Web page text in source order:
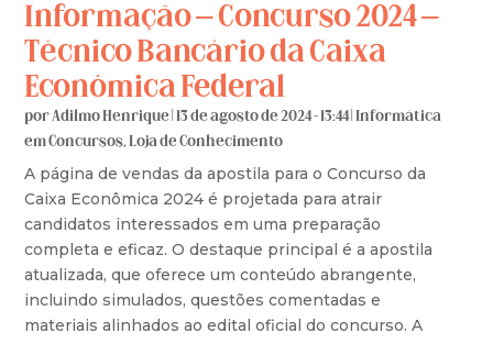
Informação – Concurso 2024 –
Técnico Bancário da Caixa
Econômica Federal
porAdilmo Henrique 13 de agosto de 2024 - 13:44 |Informática
em Concursos,Loja de Conhecimento
A página de vendas da apostila para o Concurso da
Caixa Econômica 2024 é projetada para atrair
candidatos interessados em uma preparação
completa e eficaz. O destaque principal é a apostila
atualizada, que oferece um conteúdo abrangente,
incluindo simulados, questões comentadas e
materiais alinhados ao edital oficial do concurso. A